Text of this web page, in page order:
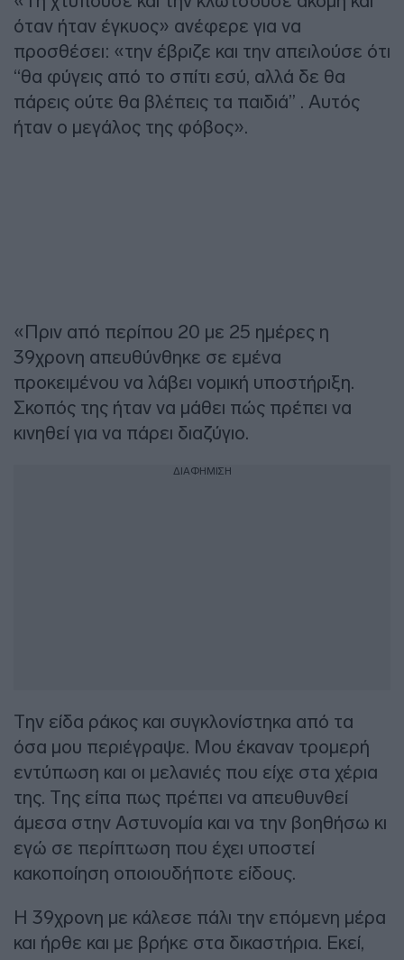
όταν ήταν έγκυος» ανέφερε για να
προσθέσει: «την έβριζε και την απειλούσε ότι
“θα φύγεις από το σπίτι εσύ, αλλά δε θα
πάρεις ούτε θα βλέπεις τα παιδιά” . Αυτός
ήταν ο μεγάλος της φόβος».
«Πριν από περίπου 20 με 25 ημέρες η
39χρονη απευθύνθηκε σε εμένα
προκειμένου να λάβει νομική υποστήριξη.
Σκοπός της ήταν να μάθει πώς πρέπει να
κινηθεί για να πάρει διαζύγιο.
ΔΙΑΦΗΜΙΣΗ
Την είδα ράκος και συγκλονίστηκα από τα
όσα μου περιέγραψε. Μου έκαναν τρομερή
εντύπωση και οι μελανιές που είχε στα χέρια
της. Της είπα πως πρέπει να απευθυνθεί
άμεσα στην Αστυνομία και να την βοηθήσω κι
εγώ σε περίπτωση που έχει υποστεί
κακοποίηση οποιουδήποτε είδους.
Η 39χρονη με κάλεσε πάλι την επόμενη μέρα
και ήρθε και με βρήκε στα δικαστήρια. Εκεί,